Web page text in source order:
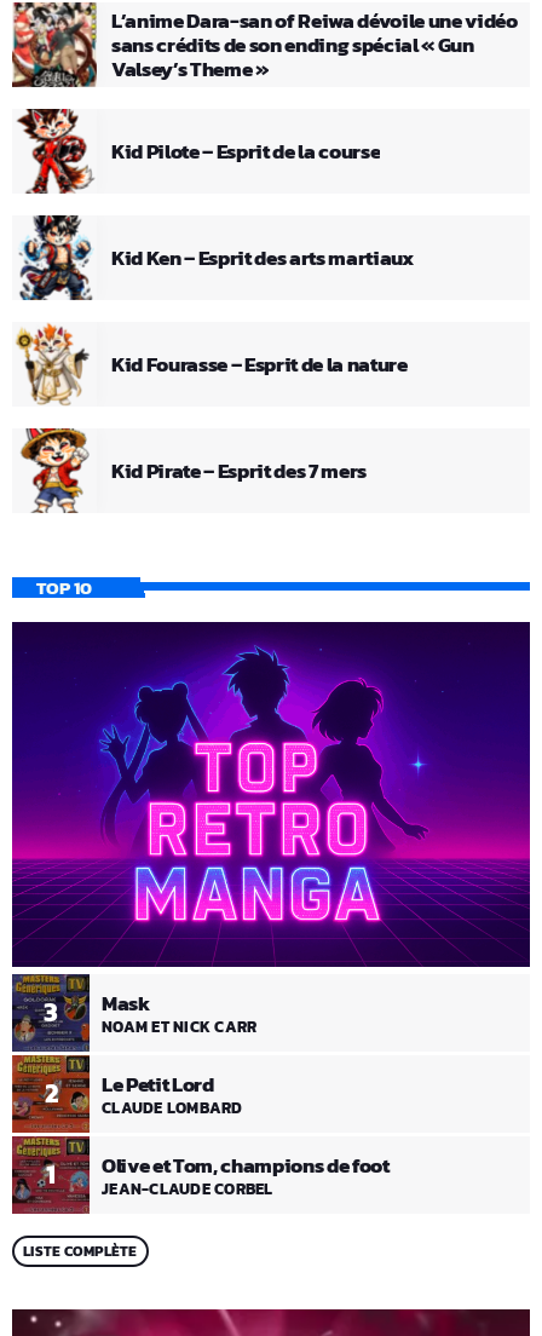
L’anime Dara-san of Reiwa dévoile une vidéo
sans crédits de son ending spécial « Gun
Valsey’s Theme »
Kid Pilote – Esprit de la course
Kid Ken – Esprit des arts martiaux
Kid Fourasse – Esprit de la nature
Kid Pirate – Esprit des 7 mers
TOP 10
1 Olive et Tom, champions de foot
JEAN-CLAUDE CORBEL
2 Le Petit Lord
CLAUDE LOMBARD
3 Mask
NOAM ET NICK CARR
LISTE COMPLÈTE